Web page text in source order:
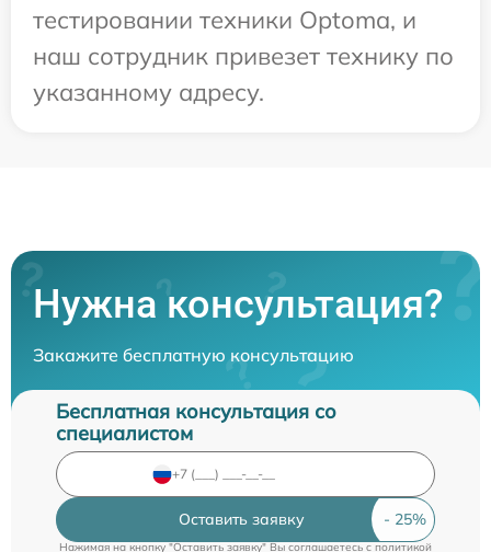
тестировании техники Optoma, и
наш сотрудник привезет технику по
указанному адресу.
Нужна консультация?
Закажите бесплатную консультацию
Бесплатная консультация со
специалистом
Оставить заявку
Нажимая на кнопку "Оставить заявку" Вы соглашаетесь cполитикой